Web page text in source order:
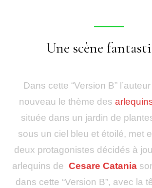
Une scène
Dans cette “Version B”
nouveau le thème des
située dans un jardin de
sous un ciel bleu et étoilé, met
deux protagonistes décidés à
arlequins de Cesare Catania
dans cette “Version B”, avec la